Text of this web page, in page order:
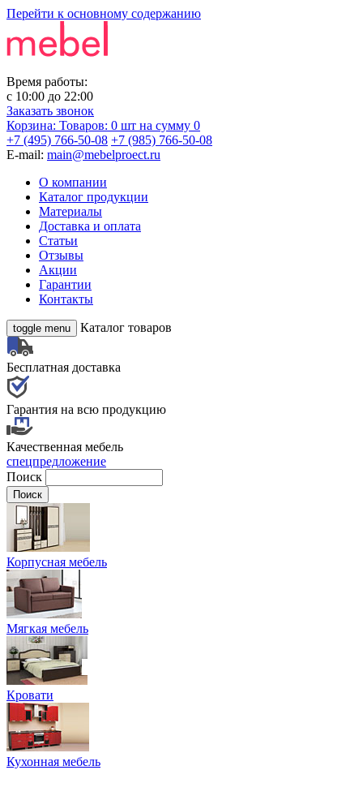
Перейти к основному содержанию
Время работы:
с 10:00 до 22:00
Заказать звонок
Корзина: Товаров: 0 шт на сумму 0
+7 (495) 766-50-08 +7 (985) 766-50-08
E-mail: main@mebelproect.ru
О компании
Каталог продукции
Материалы
Доставка и оплата
Статьи
Отзывы
Акции
Гарантии
Контакты
toggle menu Каталог товаров
Бесплатная доставка
Гарантия на всю продукцию
Качественная мебель
спецпредложение
Поиск
Корпусная мебель
Мягкая мебель
Кровати
Кухонная мебель